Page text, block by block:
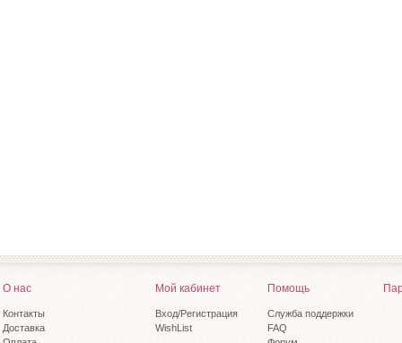
О нас
Контакты
Доставка
Мой кабинет
Вход/Регистрация
WishList
Помощь
Служба поддержки
FAQ